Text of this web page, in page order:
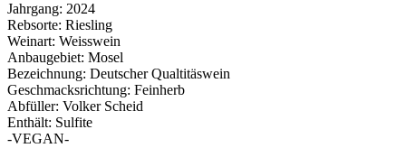
Jahrgang: 2024
Rebsorte: Riesling
Weinart: Weisswein
Anbaugebiet: Mosel
Bezeichnung: Deutscher Qualtitäswein
Geschmacksrichtung: Feinherb
Abfüller: Volker Scheid
Enthält: Sulfite
-VEGAN-